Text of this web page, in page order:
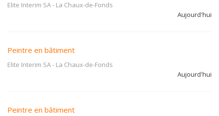
Elite Interim SA- La Chaux-de-Fonds
Aujourd'hui
Peintre en bâtiment
Elite Interim SA- La Chaux-de-Fonds
Aujourd'hui
Peintre en bâtiment